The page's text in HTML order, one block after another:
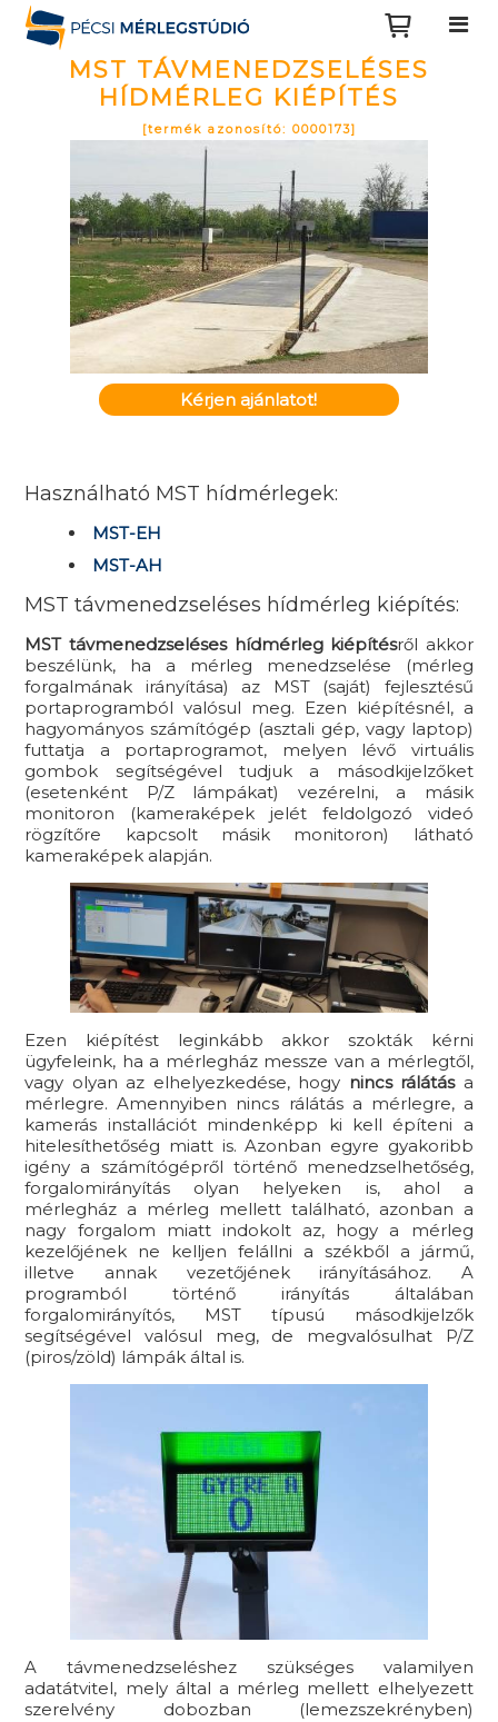
MST TÁVMENEDZSELÉSES
HÍDMÉRLEG KIÉPÍTÉS
[termék azonosító: 0000173]
Kérjen ajánlatot!
Használható MST hídmérlegek:
MST-EH
MST-AH
MST távmenedzseléses hídmérleg kiépítés:
MST távmenedzseléses hídmérleg kiépítésről akkor
beszélünk, ha a mérleg menedzselése (mérleg
forgalmának irányítása) az MST (saját) fejlesztésű
portaprogramból valósul meg. Ezen kiépítésnél, a
hagyományos számítógép (asztali gép, vagy laptop)
futtatja a portaprogramot, melyen lévő virtuális
gombok segítségével tudjuk a másodkijelzőket
(esetenként P/Z lámpákat) vezérelni, a másik
monitoron (kameraképek jelét feldolgozó videó
rögzítőre kapcsolt másik monitoron) látható
kameraképek alapján.
Ezen kiépítést leginkább akkor szokták kérni
ügyfeleink, ha a mérlegház messze van a mérlegtől,
vagy olyan az elhelyezkedése, hogy nincs rálátása
mérlegre. Amennyiben nincs rálátás a mérlegre, a
kamerás installációt mindenképp ki kell építeni a
hitelesíthetőség miatt is. Azonban egyre gyakoribb
igény a számítógépről történő menedzselhetőség,
forgalomirányítás olyan helyeken is, ahol a
mérlegház a mérleg mellett található, azonban a
nagy forgalom miatt indokolt az, hogy a mérleg
kezelőjének ne kelljen felállni a székből a jármű,
illetve annak vezetőjének irányításához. A
programból történő irányítás általában
forgalomirányítós, MST típusú másodkijelzők
segítségével valósul meg, de megvalósulhat P/Z
(piros/zöld) lámpák által is.
A távmenedzseléshez szükséges valamilyen
adatátvitel, mely által a mérleg mellett elhelyezett
szerelvény dobozban (lemezszekrényben)